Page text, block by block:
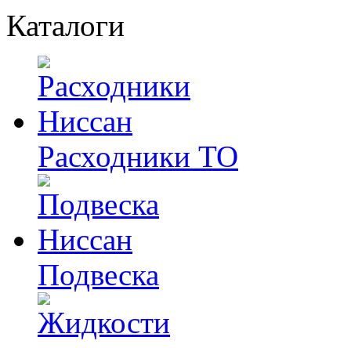
Каталоги
Расходники ТО
Подвеска